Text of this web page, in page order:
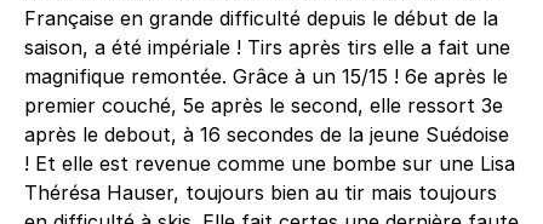
Française en grande difficulté depuis le début de la
saison, a été impériale ! Tirs après tirs elle a fait une
magnifique remontée. Grâce à un 15/15 ! 6e après le
premier couché, 5e après le second, elle ressort 3e
après le debout, à 16 secondes de la jeune Suédoise
! Et elle est revenue comme une bombe sur une Lisa
Thérésa Hauser, toujours bien au tir mais toujours